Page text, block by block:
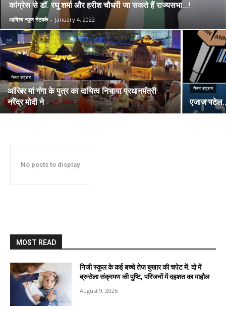
कांग्रेस से डॉ. रघु शर्मा और हरीश चौधरी जा सकते हैं राज्यसभा…!
आदित्य न्यूज नेटवर्क - January 4, 2022
गेस्ट राइटर
आखिर मां गंगा के पुत्र का दायित्व निभाया प्रधानमंत्री
नरेंद्र मोदी ने
गेस्ट राइटर
एजाज
No posts to display
MOST READ
निजी स्कूल के कई बच्चे तेज बुखार की चपेट में: दो में
ब्रुसेला संक्रमण की पुष्टि, परिजनों में दहशत का माहौल
August 9, 2026